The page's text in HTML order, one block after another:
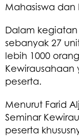
Mahasiswa dan
Dalam kegiatan
sebanyak 27
lebih 1000
Kewirausahaan
peserta.
Menurut Farid
Seminar
peserta